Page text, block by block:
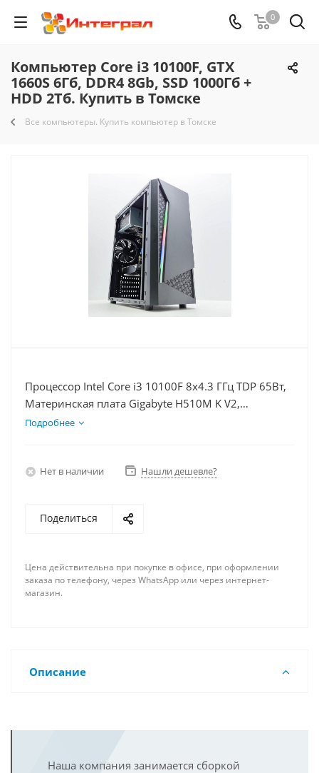
0
Компьютер Core i3 10100F, GTX
1660S 6Гб, DDR4 8Gb, SSD 1000Гб +
HDD 2Тб. Купить в Томске
Все компьютеры. Купить компьютер в Томске
Процессор Intel Core i3 10100F 8x4.3 ГГц TDP 65Вт,
Материнская плата Gigabyte H510M K V2,
Видеокарта GTX 1660S 6Гб, Память DDR4 8Gb,
Подробнее
Нет в наличии Нашли дешевле?
Поделиться
Цена действительна при покупке в офисе, при оформлении
заказа по телефону, через WhatsApp или через интернет-
магазин.
Описание
Наша компания занимается сборкой